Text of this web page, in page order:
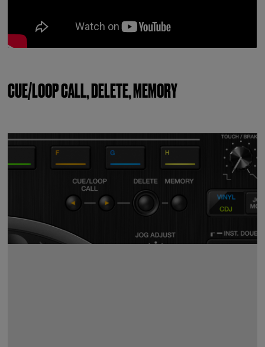
CUE/LOOP CALL, DELETE, MEMORY